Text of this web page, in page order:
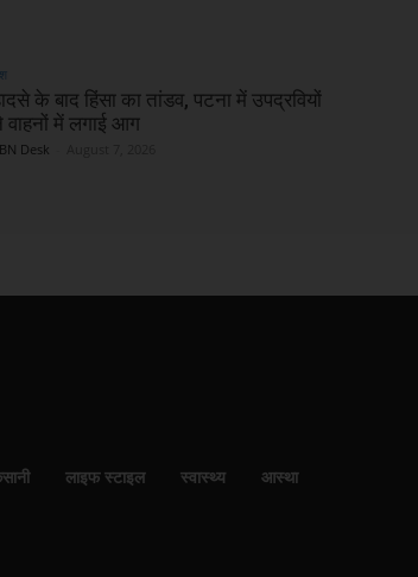
के बाद हिंसा का तांडव, पटना में उपद्रवियों
वाहनों में लगाई आग
Desk
लाइफ स्टाइल स्वास्थ्य
आस्था